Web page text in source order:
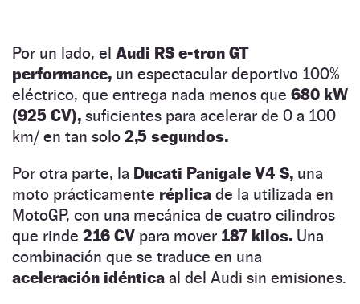
Por un lado, el Audi RS e-tron GT
performance, un espectacular deportivo 100%
eléctrico, que entrega nada menos que 680 kW
(925 CV), suficientes para acelerar de 0 a 100
km/ en tan solo 2,5 segundos.
Por otra parte, la Ducati Panigale V4 S, una
moto prácticamente réplica de la utilizada en
MotoGP, con una mecánica de cuatro cilindros
que rinde 216 CV para mover 187 kilos. Una
combinación que se traduce en una
aceleración idéntica al del Audi sin emisiones.